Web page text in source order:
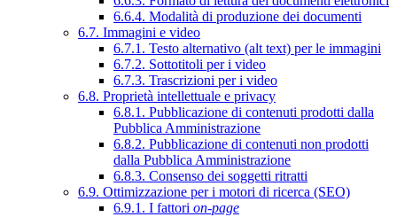
6.6.4. Modalità di produzione dei documenti
6.7. Immagini e video
6.7.1. Testo alternativo (alt text) per le immagini
6.7.2. Sottotitoli per i video
6.7.3. Trascrizioni per i video
6.8. Proprietà intellettuale e privacy
6.8.1. Pubblicazione di contenuti prodotti dalla
Pubblica Amministrazione
6.8.2. Pubblicazione di contenuti non prodotti
dalla Pubblica Amministrazione
6.8.3. Consenso dei soggetti ritratti
6.9. Ottimizzazione per i motori di ricerca (SEO)
6.9.1. I fattori on-page